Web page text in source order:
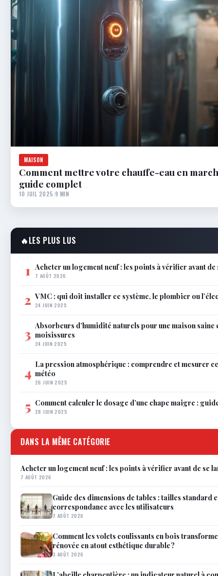
MAISON
Comment mettre votre chauffe-eau en
guide complet
10 JUIL 2025·9 MIN
🔥LES PLUS LUS
1 Acheter un logement neuf : les points à vérifier avant de
7 AOÛT 2026
2 VMC : qui doit installer ce système, le plombier ou
24 JUIN 2025
3 Absorbeurs d’humidité naturels pour une maison saine
moisissures
24 JUIN 2025
4 La pression atmosphérique : comprendre et mesurer
météo
26 JUIN 2025
5 Comment calculer le dosage d’une chape maigre :
28 JUIN 2025
DANS LA MÊME CATÉGORIE
Acheter un logement neuf : les points à vérifier avant de se
7 AOÛT 2026
Guide des dimensions de tables : tailles standard
correspondance avec les utilisateurs
7 AOÛT 2026
Comment les volets coulissants en bois
rénovée en atout esthétique durable ?
3 AOÛT 2026